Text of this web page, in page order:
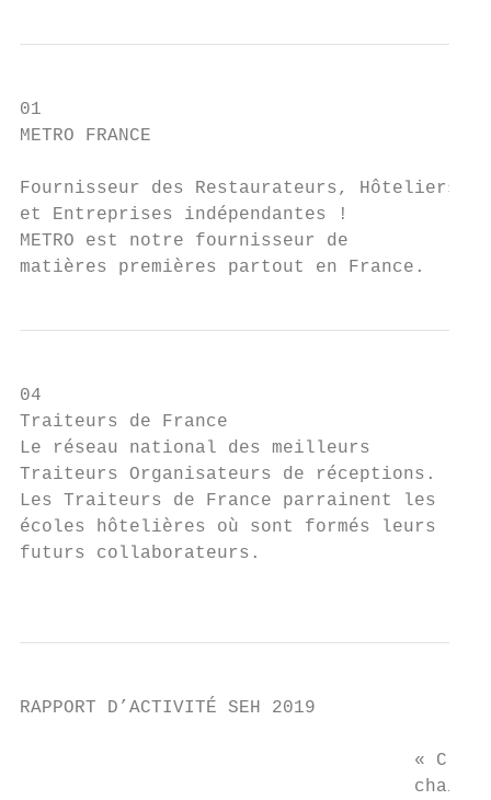
01
METRO FRANCE
Fournisseur des Restaurateurs, Hôteliers
et Entreprises indépendantes !
METRO est notre fournisseur de
matières premières partout en France.
04
Traiteurs de France
Le réseau national des meilleurs
Traiteurs Organisateurs de réceptions.
Les Traiteurs de France parrainent les
écoles hôtelières où sont formés
futurs collaborateurs.
RAPPORT D’ACTIVITÉ SEH 2019
«
chaine